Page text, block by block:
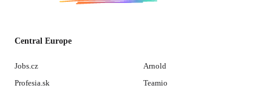
Central Europe
Jobs.cz
Profesia.sk
Arnold
Teamio